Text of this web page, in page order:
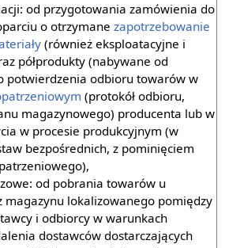
od przygotowania zamówienia do
o otrzymane zapotrzebowanie
(również eksploatacyjne i
półprodukty (nabywane od
potwierdzenia odbioru towarów w
(protokół odbioru,
magazynowego) producenta lub w
w procesie produkcyjnym (w
bezpośrednich, z pominięciem
od pobrania towarów u
magazynu lokalizowanego pomiędzy
i odbiorcy w warunkach
dostawców dostarczających